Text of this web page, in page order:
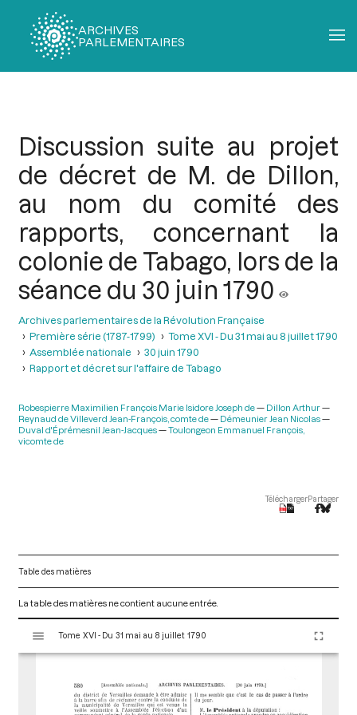
ARCHIVES
PARLEMENTAIRES
Discussion suite au projet
de décret de M. de Dillon,
au nom du comité des
rapports, concernant la
colonie de Tabago, lors de la
séance du 30 juin 1790
Archives parlementaires de la Révolution Française
Première série (1787-1799)
Tome XVI - Du 31 mai au 8 juillet 1790
Assemblée nationale
30 juin 1790
Rapport et décret sur l'affaire de Tabago
Robespierre Maximilien François Marie Isidore Joseph de
Dillon Arthur
Reynaud de Villeverd Jean-François, comte de
Démeunier Jean Nicolas
Duval d'Éprémesnil Jean-Jacques
Toulongeon Emmanuel François,
vicomte de
TéléchargerPartager
Table des matières
La table des matières ne contient aucune entrée.
s
Tome XVI - Du 31 mai au 8 juillet 1790